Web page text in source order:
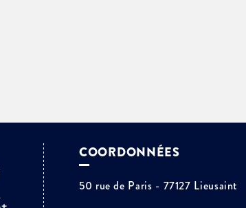
COORDONNÉES
50 rue de Paris - 77127 Lieusaint